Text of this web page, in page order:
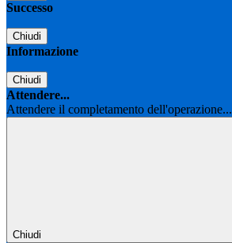
Successo
Chiudi
Informazione
Chiudi
Attendere...
Attendere il completamento dell'operazione...
Chiudi